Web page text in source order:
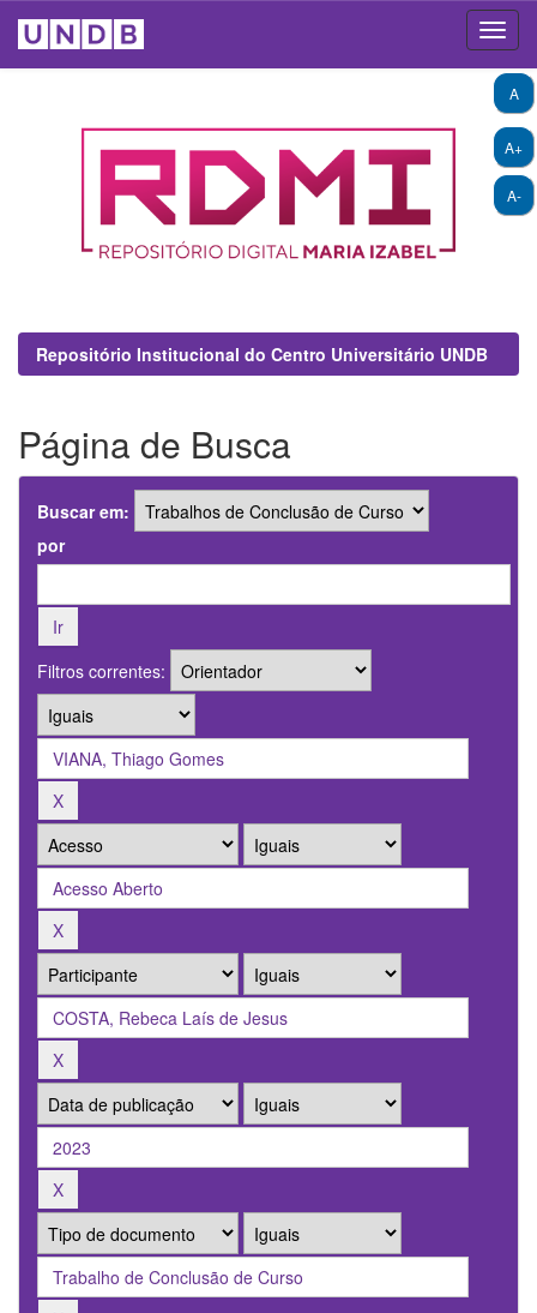
A+
A-
A
Repositório Institucional do Centro Universitário UNDB
Página de Busca
Buscar em:
por
Filtros correntes: